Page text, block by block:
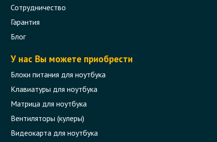
Сотрудничество
Гарантия
Блог
У нас Вы можете приобрести
Блоки питания для ноутбука
Клавиатуры для ноутбука
Матрица для ноутбука
Вентиляторы (кулеры)
Видеокарта для ноутбука